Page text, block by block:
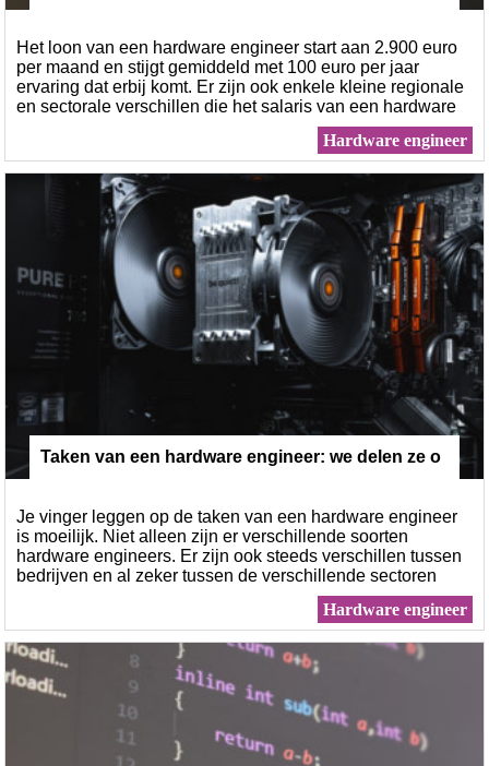
Het loon van een hardware engineer start aan 2.900 euro
per maand en stijgt gemiddeld met 100 euro per jaar
ervaring dat erbij komt. Er zijn ook enkele kleine regionale
en sectorale verschillen die het salaris van een hardware
Hardware engineer
Taken van een hardware engineer: we delen ze o
Je vinger leggen op de taken van een hardware engineer
is moeilijk. Niet alleen zijn er verschillende soorten
hardware engineers. Er zijn ook steeds verschillen tussen
bedrijven en al zeker tussen de verschillende sectoren
Hardware engineer